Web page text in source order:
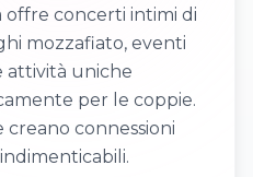
offre concerti intimi di
mozzafiato, eventi
attività uniche
per le coppie.
connessioni